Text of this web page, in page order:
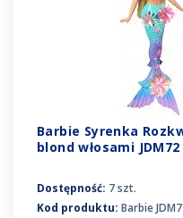
Barbie Syrenka
blond włosami JDM72
Dostępność: 7 szt.
Kod produktu: Barbie